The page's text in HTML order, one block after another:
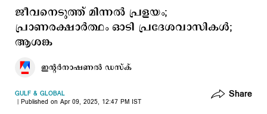
ജീവനെടുത്ത് മിന്നല്‍ പ്രളയം;
പ്രാണരക്ഷാര്‍ത്ഥം ഓടി പ്രദേശവാസികള്‍;
ആശങ്ക
ഇന്‍റര്‍നാഷണല്‍ ഡസ്ക്
GULF & GLOBAL
Published on Apr 09, 2025, 12:47 PM IST
Share